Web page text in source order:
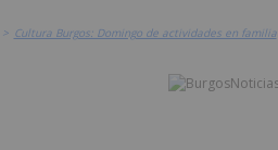
> Cultura Burgos: Domingo de actividades en familia